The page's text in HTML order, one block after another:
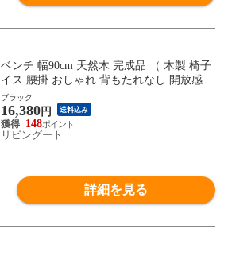
ベンチ 幅90cm 天然木 完成品 （ 木製 椅子
イス 腰掛 おしゃれ 背もたれなし 開放感
エントランスベンチ フェルト付き いす ベ
ンチチェア チェア長椅子 チェアー ディス
プレイ 玄関 飾り台 ダイニングベンチ 食卓
椅子 ） 【ブラック】
ブラック
16,380円 送料込み
148
リビングート
詳細を見る